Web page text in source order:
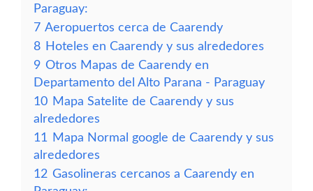
Paraguay:
7 Aeropuertos cerca de Caarendy
8 Hoteles en Caarendy y sus alrededores
9 Otros Mapas de Caarendy en
Departamento del Alto Parana - Paraguay
10 Mapa Satelite de Caarendy y sus
alrededores
11
Mapa Normal google de Caarendy y sus
alrededores
12 Gasolineras cercanos a Caarendy en